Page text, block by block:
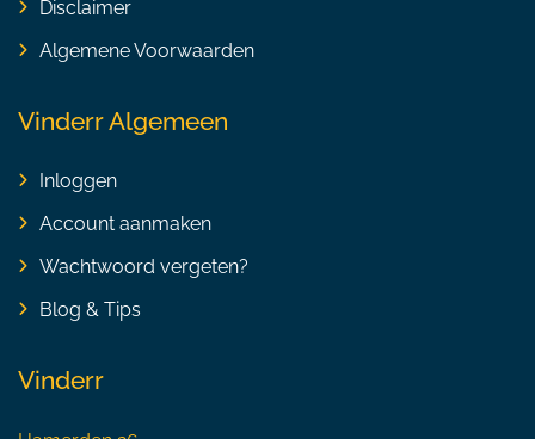
Disclaimer
Algemene Voorwaarden
Vinderr Algemeen
Inloggen
Account aanmaken
Wachtwoord vergeten?
Blog & Tips
Vinderr